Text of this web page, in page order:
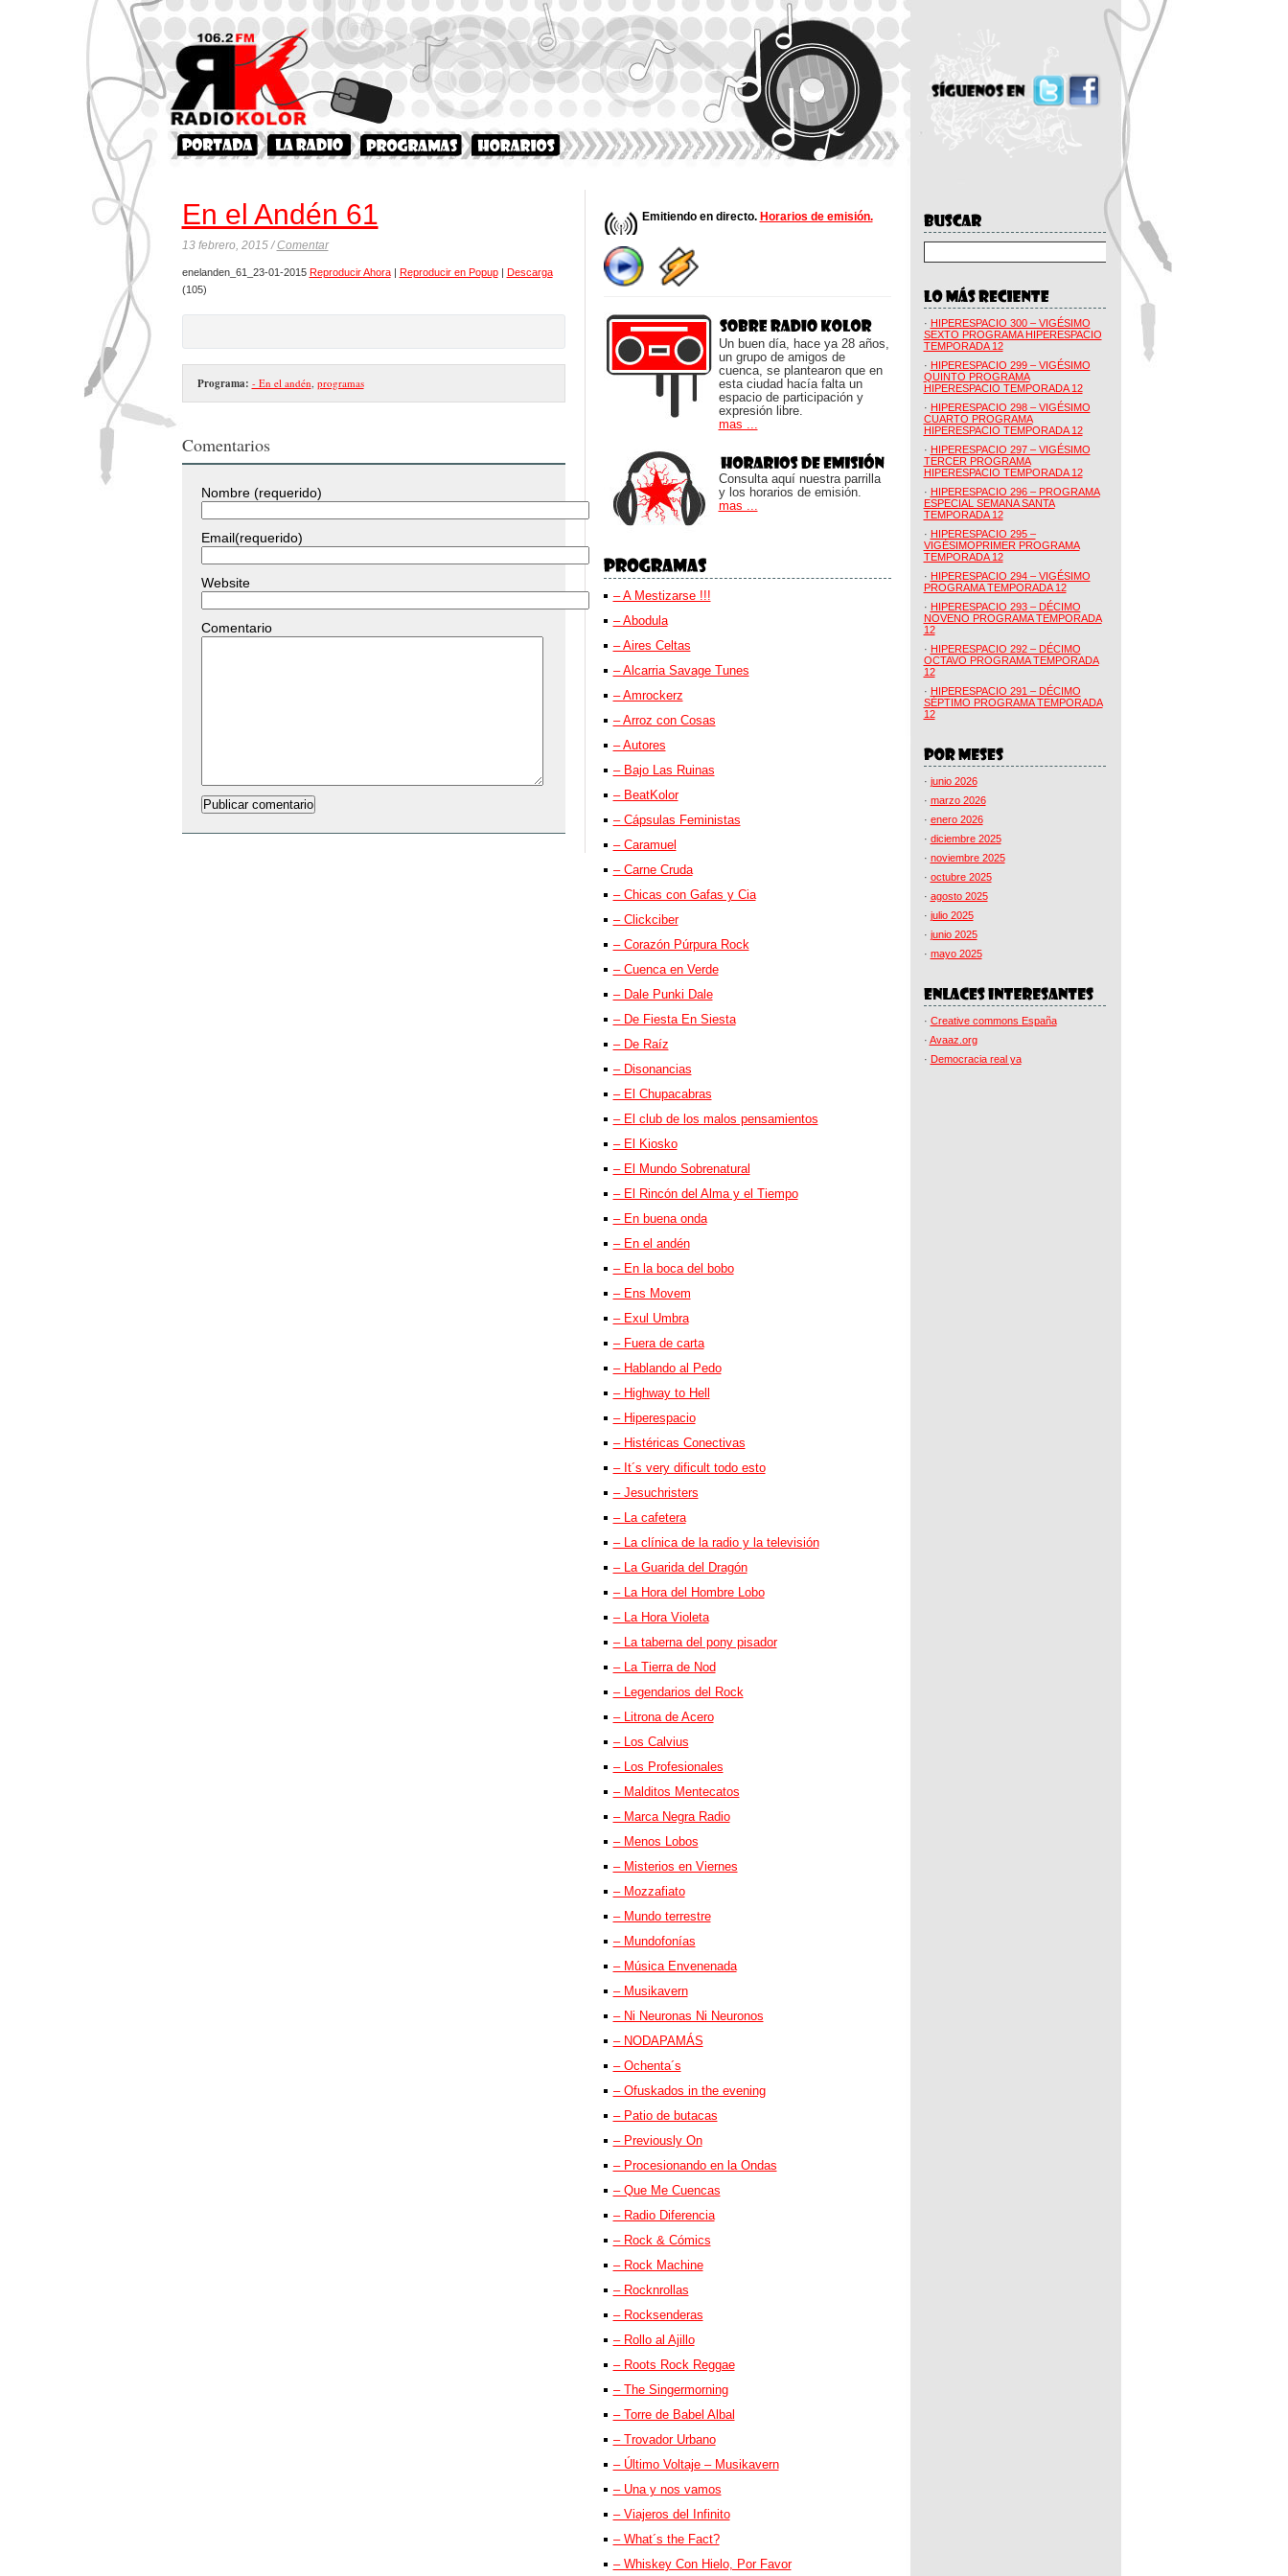
En el Andén 61
13 febrero, 2015 /Comentar
enelanden_61_23-01-2015 Reproducir Ahora| Reproducir en Popup| Descarga
(105)
Programa: - En el andén, programas
Comentarios
Nombre (requerido)
Email(requerido)
Website
Comentario
Emitiendo en directo. Horarios de emisión.
Un buen día, hace ya 28 años,
un grupo de amigos de
cuenca, se plantearon que en
esta ciudad hacía falta un
espacio de participación y
expresión libre.
mas ...
Consulta aquí nuestra parrilla
y los horarios de emisión.
mas ...
– A Mestizarse !!!
– Abodula
– Aires Celtas
– Alcarria Savage Tunes
– Amrockerz
– Arroz con Cosas
– Autores
– Bajo Las Ruinas
– BeatKolor
– Cápsulas Feministas
– Caramuel
– Carne Cruda
– Chicas con Gafas y Cia
– Clickciber
– Corazón Púrpura Rock
– Cuenca en Verde
– Dale Punki Dale
– De Fiesta En Siesta
– De Raíz
– Disonancias
– El Chupacabras
– El club de los malos pensamientos
– El Kiosko
– El Mundo Sobrenatural
– El Rincón del Alma y el Tiempo
– En buena onda
– En el andén
– En la boca del bobo
– Ens Movem
– Exul Umbra
– Fuera de carta
– Hablando al Pedo
– Highway to Hell
– Hiperespacio
– Histéricas Conectivas
– It´s very dificult todo esto
– Jesuchristers
– La cafetera
– La clínica de la radio y la televisión
– La Guarida del Dragón
– La Hora del Hombre Lobo
– La Hora Violeta
– La taberna del pony pisador
– La Tierra de Nod
– Legendarios del Rock
– Litrona de Acero
– Los Calvius
– Los Profesionales
– Malditos Mentecatos
– Marca Negra Radio
– Menos Lobos
– Misterios en Viernes
– Mozzafiato
– Mundo terrestre
– Mundofonías
– Música Envenenada
– Musikavern
– Ni Neuronas Ni Neuronos
– NODAPAMÁS
– Ochenta´s
– Ofuskados in the evening
– Patio de butacas
– Previously On
– Procesionando en la Ondas
– Que Me Cuencas
– Radio Diferencia
– Rock & Cómics
– Rock Machine
– Rocknrollas
– Rocksenderas
– Rollo al Ajillo
– Roots Rock Reggae
– The Singermorning
– Torre de Babel Albal
– Trovador Urbano
– Último Voltaje – Musikavern
– Una y nos vamos
– Viajeros del Infinito
– What´s the Fact?
– Whiskey Con Hielo, Por Favor
· HIPERESPACIO 300 – VIGÉSIMO
SEXTO PROGRAMA HIPERESPACIO
TEMPORADA 12
· HIPERESPACIO 299 – VIGÉSIMO
QUINTO PROGRAMA
HIPERESPACIO TEMPORADA 12
· HIPERESPACIO 298 – VIGÉSIMO
CUARTO PROGRAMA
HIPERESPACIO TEMPORADA 12
· HIPERESPACIO 297 – VIGÉSIMO
TERCER PROGRAMA
HIPERESPACIO TEMPORADA 12
· HIPERESPACIO 296 – PROGRAMA
ESPECIAL SEMANA SANTA
TEMPORADA 12
· HIPERESPACIO 295 –
VIGÉSIMOPRIMER PROGRAMA
TEMPORADA 12
· HIPERESPACIO 294 – VIGÉSIMO
PROGRAMA TEMPORADA 12
· HIPERESPACIO 293 – DÉCIMO
NOVENO PROGRAMA TEMPORADA
12
· HIPERESPACIO 292 – DÉCIMO
OCTAVO PROGRAMA TEMPORADA
12
· HIPERESPACIO 291 – DÉCIMO
SÉPTIMO PROGRAMA TEMPORADA
12
· junio 2026
· marzo 2026
· enero 2026
· diciembre 2025
· noviembre 2025
· octubre 2025
· agosto 2025
· julio 2025
· junio 2025
· mayo 2025
· Creative commons España
· Avaaz.org
· Democracia real ya